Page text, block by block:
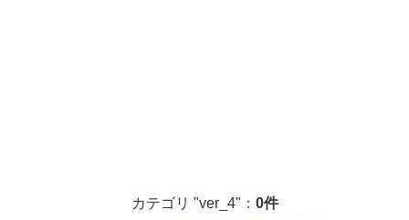
カテゴリ "ver_4"： 0件